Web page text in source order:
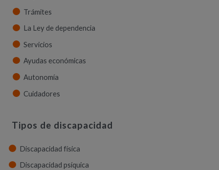
Trámites
La Ley de dependencia
Servicios
Ayudas económicas
Autonomía
Cuidadores
Tipos de discapacidad
Discapacidad física
Discapacidad psíquica